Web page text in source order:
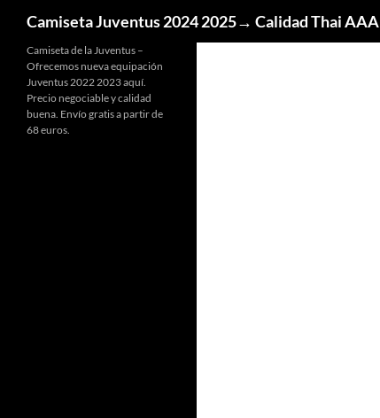
Camiseta Juventus 2024 2025→ Calidad Thai AAA
Camiseta de la Juventus –
Ofrecemos nueva equipación
Juventus 2022 2023 aquí.
Precio negociable y calidad
buena. Envío gratis a partir de
68 euros.